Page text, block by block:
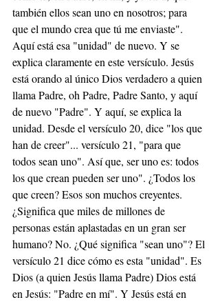
también ellos sean uno en nosotros; para
que el mundo crea que tú me enviaste".
Aquí está esa "unidad" de nuevo. Y se
explica claramente en este versículo. Jesús
está orando al único Dios verdadero a quien
llama Padre, oh Padre, Padre Santo, y aquí
de nuevo "Padre". Y aquí, se explica la
unidad. Desde el versículo 20, dice "los que
han de creer"... versículo 21, "para que
todos sean uno". Así que, ser uno es: todos
los que crean pueden ser uno". ¿Todos los
que creen? Esos son muchos creyentes.
¿Significa que miles de millones de
personas están aplastadas en un gran ser
humano? No. ¿Qué significa "sean uno"? El
versículo 21 dice cómo es esta "unidad". Es
Dios (a quien Jesús llama Padre) Dios está
en Jesús: "Padre en mí". Y Jesús está en